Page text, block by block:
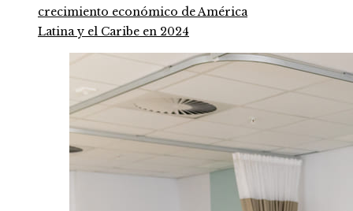
crecimiento económico de América
Latina y el Caribe en 2024